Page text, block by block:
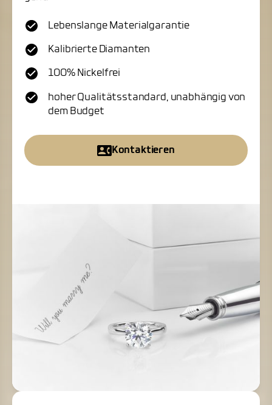
Lebenslange Materialgarantie
Kalibrierte Diamanten
100% Nickelfrei
hoher Qualitätsstandard, unabhängig von
dem Budget
Kontaktieren